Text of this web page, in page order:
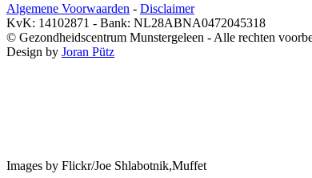
Algemene Voorwaarden - Disclaimer
KvK: 14102871 - Bank: NL28ABNA0472045318
© Gezondheidscentrum Munstergeleen - Alle rechten
Design by Joran Pütz
Images by Flickr/Joe Shlabotnik,Muffet